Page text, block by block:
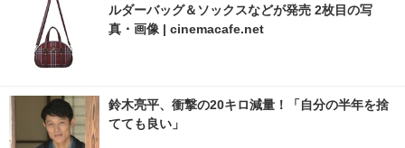
ルダーバッグ＆ソックスなどが発売 2枚目の写
真・画像 | cinemacafe.net
鈴木亮平、衝撃の20キロ減量！「自分の半年を捨
てても良い」